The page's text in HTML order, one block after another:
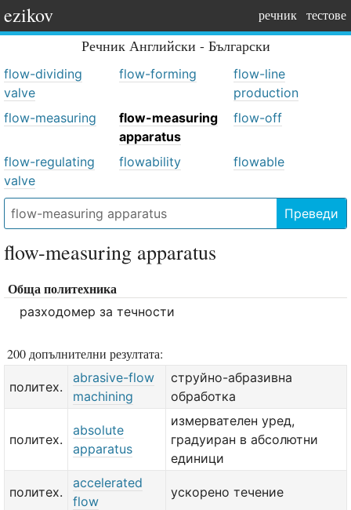
ezikov речник тестове
Речник Английски - Български
flow-dividing
valve
flow-forming
flow-line
production
flow-measuring
flow-measuring
apparatus
flow-off
flow-regulating
valve
flowability flowable
Преведи
flow-measuring apparatus
Обща политехника
разходомер за течности
200 допълнителни резултата:
политех.
abrasive-flow
machining
струйно-абразивна
обработка
политех.
absolute
apparatus
измервателен уред,
градуиран в абсолютни
единици
политех.
accelerated
flow
ускорено течение